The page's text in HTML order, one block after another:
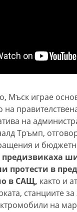
Мъск играе
на
на
Тръмп,
и
предизвикаха
протести в
в САЩ, както и
станциите
на